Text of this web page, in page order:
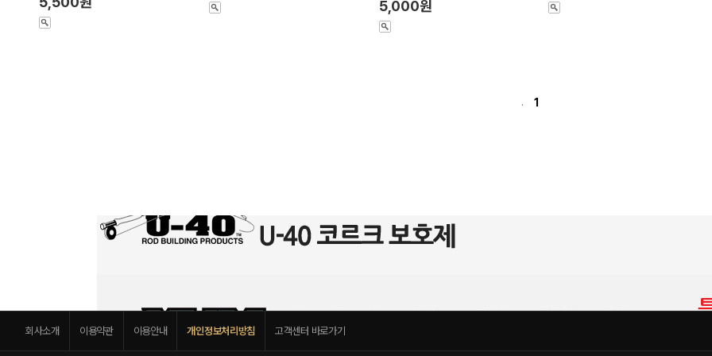
5,000원
. 1
회사소개 이용약관 이용안내 개인정보처리방침 고객센터 바로가기